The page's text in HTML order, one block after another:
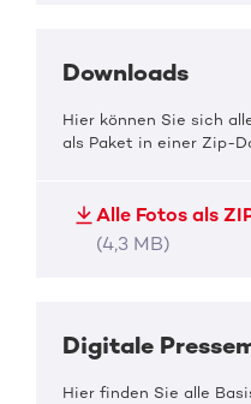
Downloads
Hier können Sie sich
als Paket in einer Zip-
Alle Fotos als
(4,3 MB)
Digitale
Hier finden Sie alle